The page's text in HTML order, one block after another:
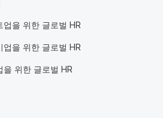
업을 위한 글로벌 HR
업을 위한 글로벌 HR
을 위한 글로벌 HR